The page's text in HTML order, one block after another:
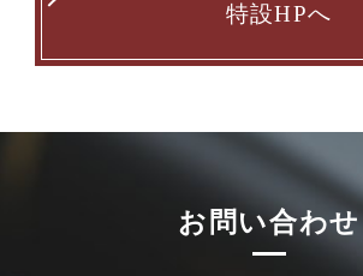
特設HPへ
お問い合わせ